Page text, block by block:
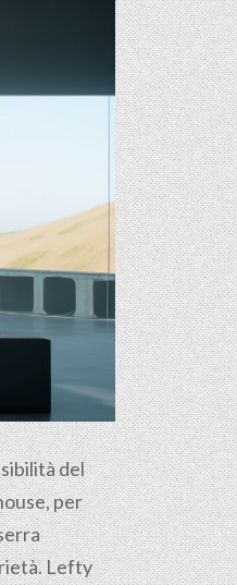
del
per
Lefty